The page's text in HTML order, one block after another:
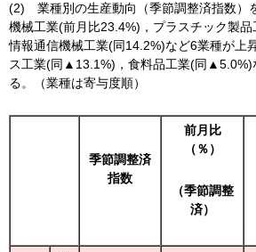
(2) 業種別の生産動向（季節調整済指数）
機械工業(前月比23.4%)，プラスチック製品
情報通信機械工業(同14.2%)など6業種が上
ス工業(同▲13.1%)，食料品工業(同▲5.0%)
る。（業種は寄与度順）
季節調整済
指数
前月比
（％）
（季節調整
済）